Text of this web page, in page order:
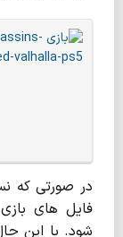
در صورتی که
شود. با این